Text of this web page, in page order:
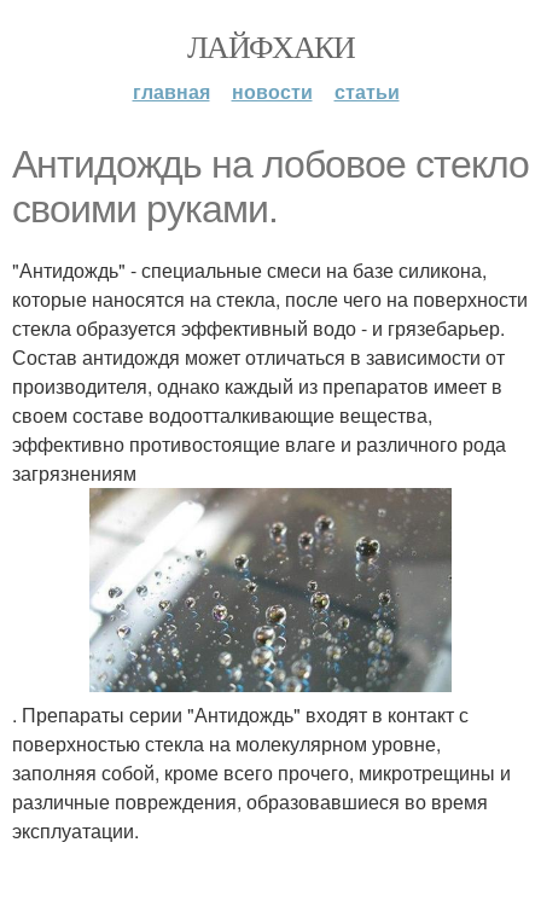
ЛАЙФХАКИ
главная новости статьи
Антидождь на лобовое стекло
своими руками.
"Антидождь" - специальные смеси на базе силикона,
которые наносятся на стекла, после чего на поверхности
стекла образуется эффективный водо - и грязебарьер.
Состав антидождя может отличаться в зависимости от
производителя, однако каждый из препаратов имеет в
своем составе водоотталкивающие вещества,
эффективно противостоящие влаге и различного рода
загрязнениям
. Препараты серии "Антидождь" входят в контакт с
поверхностью стекла на молекулярном уровне,
заполняя собой, кроме всего прочего, микротрещины и
различные повреждения, образовавшиеся во время
эксплуатации.